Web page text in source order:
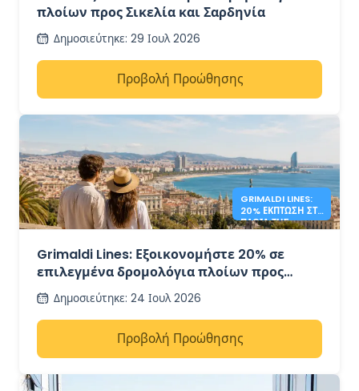
πλοίων προς Σικελία και Σαρδηνία
Δημοσιεύτηκε: 29 Ιουλ 2026
Προβολή Προώθησης
GRIMALDI LINES:
20% ΈΚΠΤΩΣΗ ΣΤΑ
ΠΛΟΊΑ ΤΗΣ
Grimaldi Lines: Εξοικονομήστε 20% σε
επιλεγμένα δρομολόγια πλοίων προς
Σαρδηνία, Σικελία και Ισπανία
Δημοσιεύτηκε: 24 Ιουλ 2026
Προβολή Προώθησης